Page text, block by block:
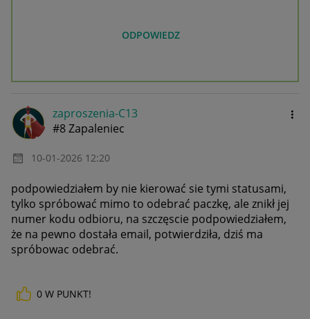
ODPOWIEDZ
zaproszenia-C13
#8 Zapaleniec
‎10-01-2026 12:20
podpowiedziałem by nie kierować sie tymi statusami,
tylko spróbować mimo to odebrać paczkę, ale znikł jej
numer kodu odbioru, na szczęscie podpowiedziałem,
że na pewno dostała email, potwierdziła, dziś ma
spróbowac odebrać.
0 W PUNKT!